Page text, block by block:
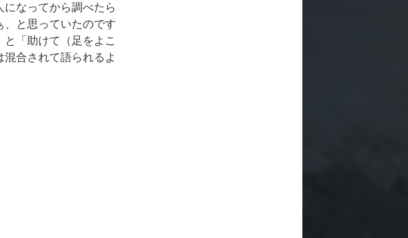
なってから調べたら
と思っていたのです
「助けて（足をよこ
合されて語られるよ